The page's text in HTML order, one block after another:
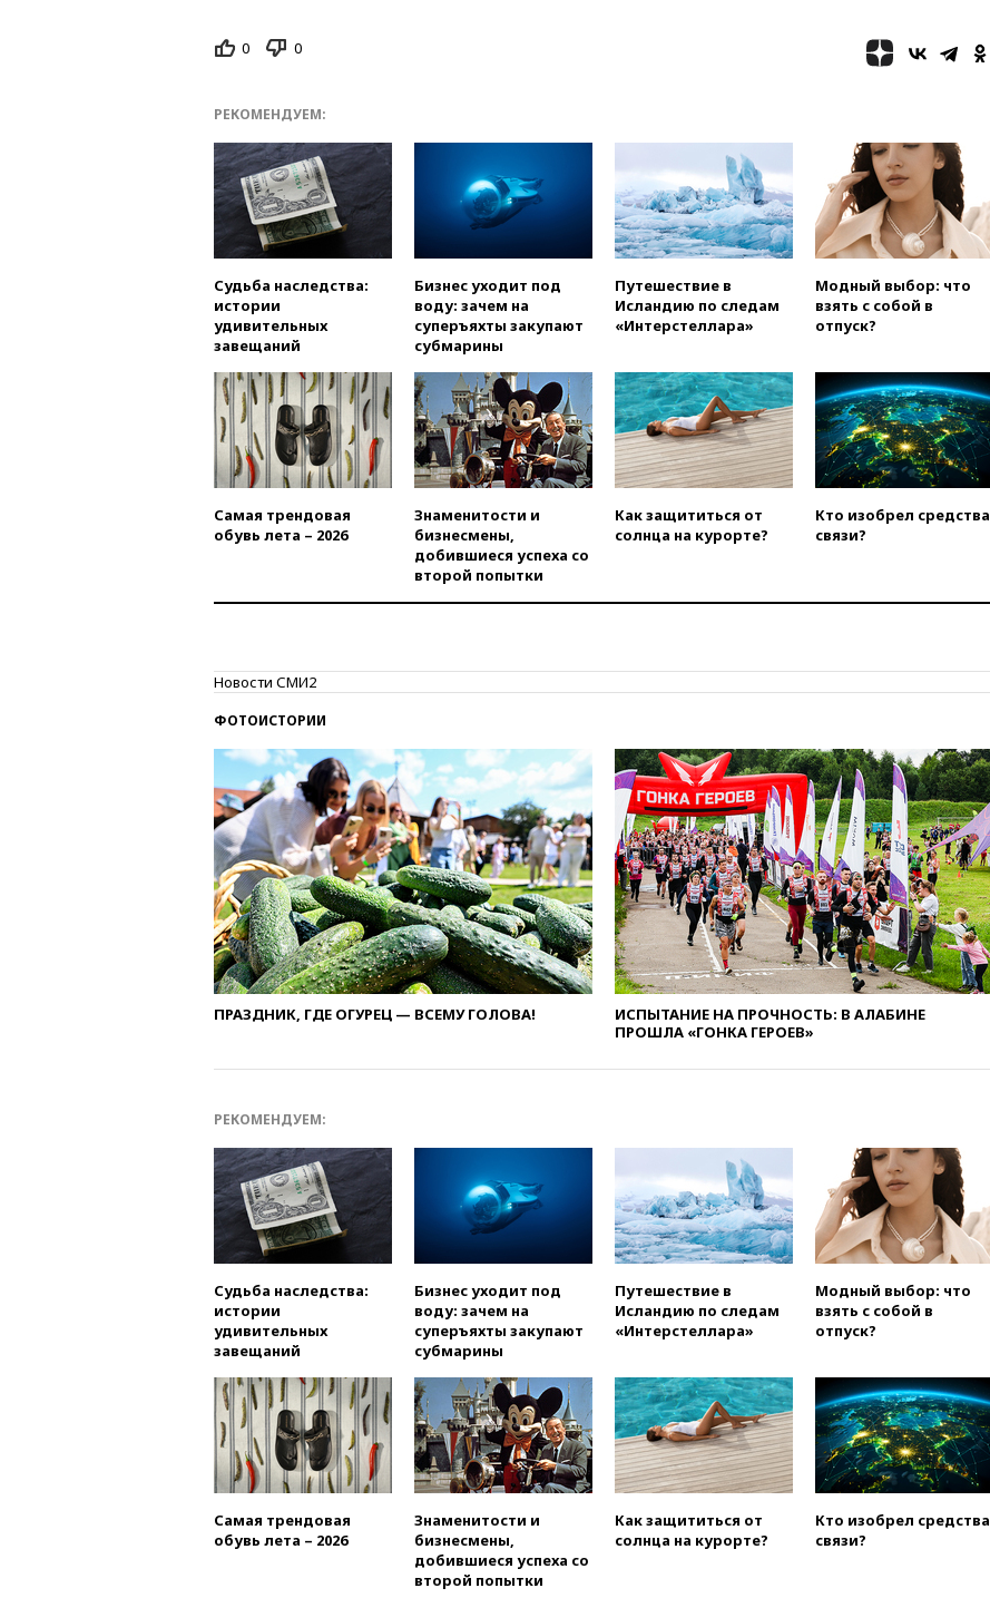
впервые совершил
официальный визит в Сербию
Открытое
горение на складе в Брянске
ликвидировано
вчера, 18:55
Минобороны
отчиталось об ударах по двум
украинским сухогрузам в
Черном море
вчера, 18:47 Школьники из РФ
чемпионами на олимпиаде по
ИИ
вчера, 18:39Два человека
погибли в результате удара
ВСУ по многоэтажке в Керчи
атаковал турецкий сухогруз у
побережья Новороссийска
Китая и России вырос в этом
ранения при атаке дрона на
Белгородскую область
авиакомпании США обязали
проверить самолеты Boeing на
наличие трещин
вчера, 17:35В Казани
пятилетний ребенок погиб при
падении из окна десятого
этажа
вчера, 17:17Bloomberg:
киберкомандование США
расследует серию
самоубийств своих служащих
вчера, 17:00Сняты
ограничения на полеты в
«Яблоко» подаст
иск к депутату Госдумы
Алексею Журавлеву
вчера, 16:35
Мельникова и
еще шесть гимнастов сборной
вчера, 16:16Движение по
день
вчера, 16:00Создатели
пирамиды АФК «Наследие»
получили от шести до 12 лет
колонии
вчера, 15:45 Верховный суд 10
августа рассмотрит иск о
0 0
РЕКОМЕНДУЕМ:
Судьба наследства:
истории
удивительных
завещаний
Бизнес уходит под
воду: зачем на
суперъяхты закупают
субмарины
Путешествие в
Исландию по следам
«Интерстеллара»
Модный выбор: что
взять с собой в
отпуск?
Самая трендовая
обувь лета – 2026
Знаменитости и
бизнесмены,
добившиеся успеха со
второй попытки
Как защититься от
солнца на курорте?
Кто изобрел средства
связи?
Новости СМИ2
ФОТОИСТОРИИ
ПРАЗДНИК, ГДЕ ОГУРЕЦ — ВСЕМУ ГОЛОВА!
ИСПЫТАНИЕ НА ПРОЧНОСТЬ: В АЛАБИНЕ
ПРОШЛА «ГОНКА ГЕРОЕВ»
РЕКОМЕНДУЕМ:
Судьба наследства:
истории
удивительных
завещаний
Бизнес уходит под
воду: зачем на
суперъяхты закупают
субмарины
Путешествие в
Исландию по следам
«Интерстеллара»
Модный выбор: что
взять с собой в
отпуск?
Самая трендовая
обувь лета – 2026
Знаменитости и
бизнесмены,
добившиеся успеха со
второй попытки
Как защититься от
солнца на курорте?
Кто изобрел средства
связи?